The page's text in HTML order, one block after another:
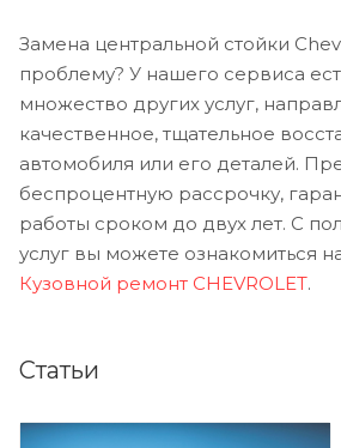
Замена центральной стойки
проблему? У нашего сервиса
множество других услуг,
качественное, тщательное
автомобиля или его деталей.
беспроцентную рассрочку,
работы сроком до двух лет. С
услуг вы можете ознакомиться
Кузовной ремонт CHEVROLET.
Статьи